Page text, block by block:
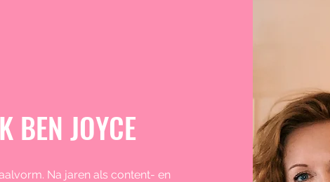
BEN JOYCE
Na jaren als content- en